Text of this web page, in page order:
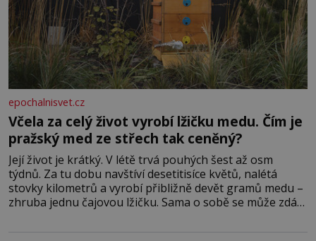
epochalnisvet.cz
Včela za celý život vyrobí lžičku medu. Čím je
pražský med ze střech tak ceněný?
Její život je krátký. V létě trvá pouhých šest až osm
týdnů. Za tu dobu navštíví desetitisíce květů, nalétá
stovky kilometrů a vyrobí přibližně devět gramů medu –
zhruba jednu čajovou lžičku. Sama o sobě se může zdát